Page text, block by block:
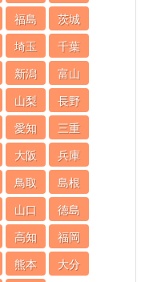
福島
茨城
埼玉
千葉
新潟
富山
山梨
長野
愛知
三重
大阪
兵庫
鳥取
島根
山口
徳島
高知
福岡
熊本
大分